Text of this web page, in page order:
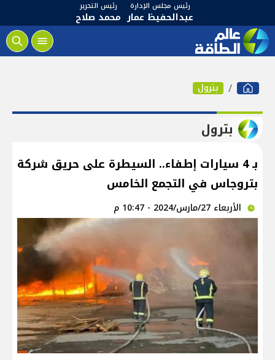
رئيس مجلس الإدارة
عبدالحفيظ عمار
رئيس التحرير
محمد صلاح
بترول
بترول
بـ 4 سيارات إطفاء.. السيطرة على حريق شركة
بتروجاس في التجمع الخامس
الأربعاء 27/مارس/2024 - 10:47 م